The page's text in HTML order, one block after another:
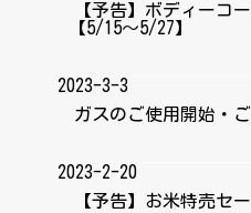
【予告】ボディーコ
【5/15～5/27】
2023-3-3
ガスのご使用開始・
2023-2-20
【予告】お米特売セ